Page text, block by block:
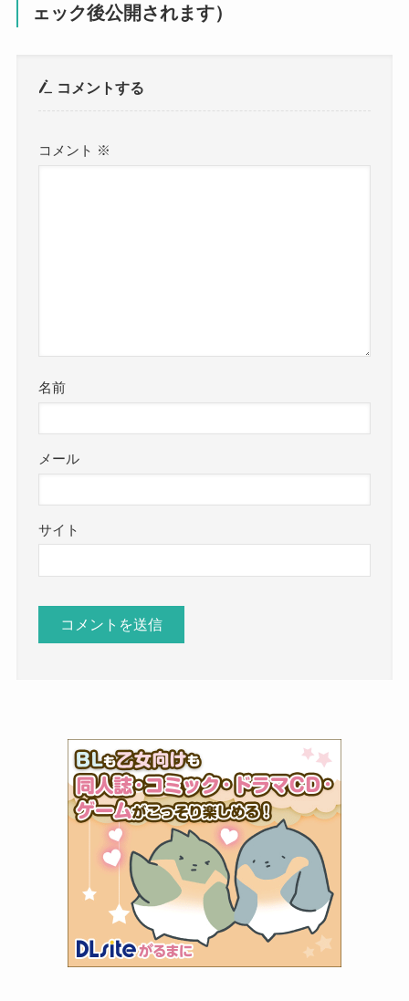
ェック後公開されます）
コメントする
コメント ※
名前
メール
サイト